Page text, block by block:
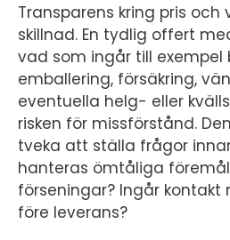
Transparens kring pris och
skillnad. En tydlig offert
vad som ingår till exempel
emballering, försäkring,
eventuella helg- eller
risken för missförstånd.
tveka att ställa frågor
hanteras ömtåliga
förseningar? Ingår
före leverans?